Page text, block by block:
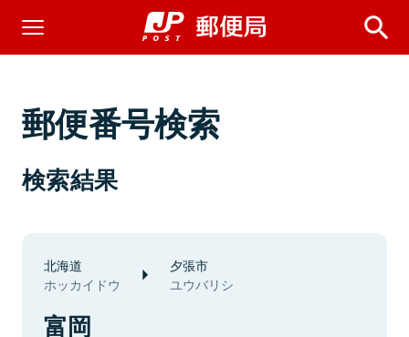
郵便番号検索
検索結果
北海道
ホッカイドウ
夕張市
ユウバリシ
富岡